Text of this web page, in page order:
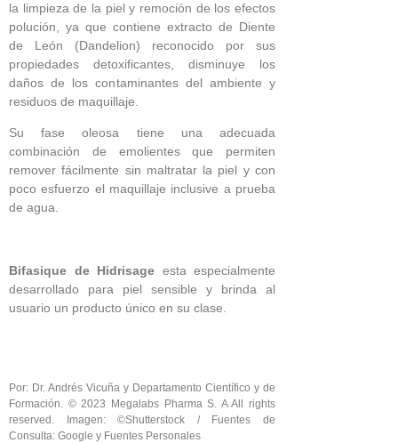
la limpieza de la piel y remoción de los efectos
polución, ya que contiene extracto de Diente
de León (Dandelion) reconocido por sus
propiedades detoxificantes, disminuye los
daños de los contaminantes del ambiente y
residuos de maquillaje.
Su fase oleosa tiene una adecuada
combinación de emolientes que permiten
remover fácilmente sin maltratar la piel y con
poco esfuerzo el maquillaje inclusive a prueba
de agua.
Bifasique de Hidrisage esta especialmente
desarrollado para piel sensible y brinda al
usuario un producto único en su clase.
Por: Dr. Andrés Vicuña y Departamento Científico y de
Formación. © 2023 Megalabs Pharma S. A All rights
reserved. Imagen: ©Shutterstock / Fuentes de
Consulta: Google y Fuentes Personales